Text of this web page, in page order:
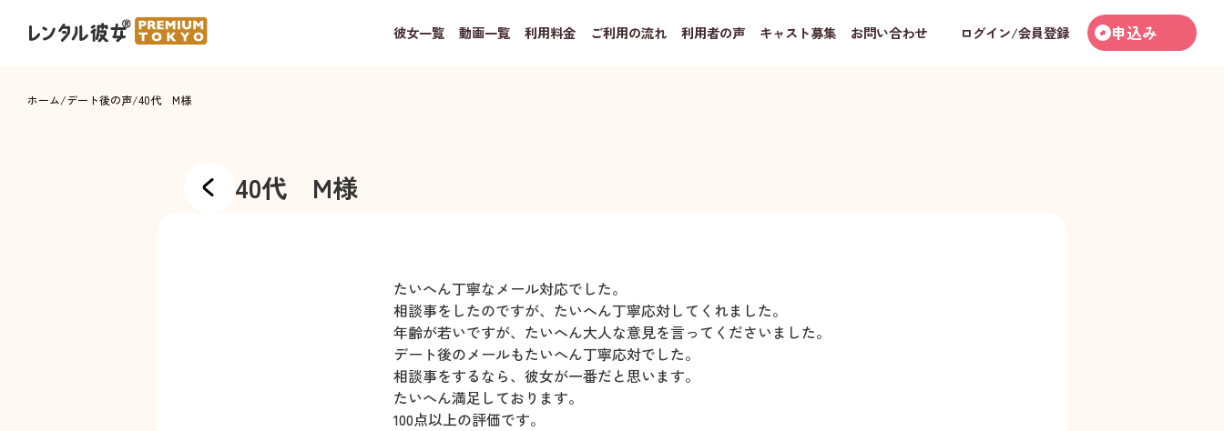
彼女一覧 動画一覧 利用料金 ご利用の流れ 利用者の声 キャスト募集 お問い合わせ ログイン/会員登録 申込み
ホーム/デート後の声/40代 M様
40代 M様
たいへん丁寧なメール対応でした。
相談事をしたのですが、たいへん丁寧応対してくれました。
年齢が若いですが、たいへん大人な意見を言ってくださいました。
デート後のメールもたいへん丁寧応対でした。
相談事をするなら、彼女が一番だと思います。
たいへん満足しております。
100点以上の評価です。